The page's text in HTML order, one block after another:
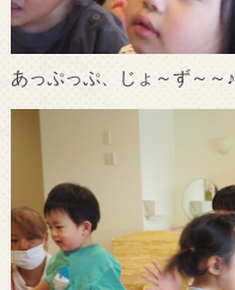
あっぷっぷ、じょ～ず～～♪